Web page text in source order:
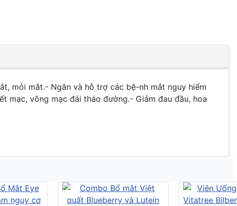
mỏi mắt.- Ngăn và hỗ trợ các bệ-nh mắt nguy hiểm
mạc, võng mạc đái tháo đường.- Giảm đau đầu, hoa